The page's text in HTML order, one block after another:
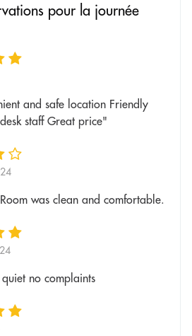
pour la journée
and safe location Friendly
staff Great price"
was clean and comfortable.
no complaints